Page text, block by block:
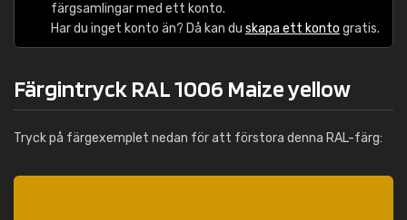
färgsamlingar med ett konto.
Har du inget konto än? Då kan du skapa ett konto gratis.
Färgintryck RAL 1006 Maize yellow
Tryck på färgexemplet nedan för att förstora denna RAL-färg: